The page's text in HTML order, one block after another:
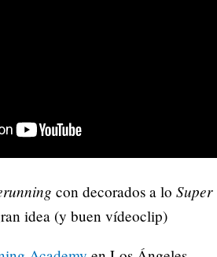
con decorados a lo Super
idea (y buen vídeoclip)